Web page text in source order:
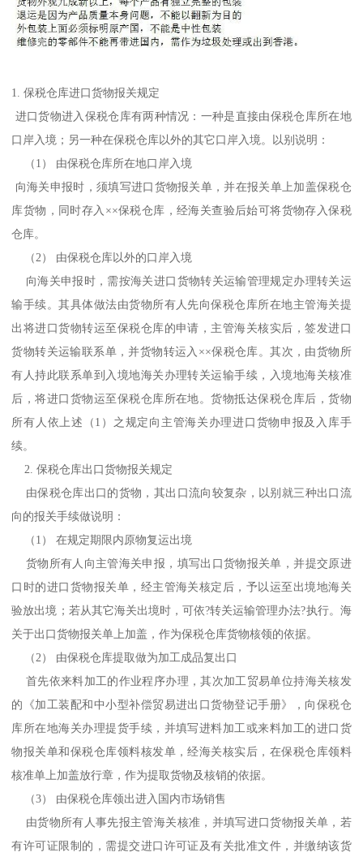
1. 保税仓库进口货物报关规定
进口货物进入保税仓库有两种情况：一种是直接由保税仓库所在地
口岸入境；另一种在保税仓库以外的其它口岸入境。以别说明：
（1） 由保税仓库所在地口岸入境
向海关申报时，须填写进口货物报关单，并在报关单上加盖保税仓
库货物，同时存入××保税仓库，经海关查验后始可将货物存入保税
仓库。
（2） 由保税仓库以外的口岸入境
向海关申报时，需按海关进口货物转关运输管理规定办理转关运
输手续。其具体做法由货物所有人先向保税仓库所在地主管海关提
出将进口货物转运至保税仓库的申请，主管海关核实后，签发进口
货物转关运输联系单，并货物转运入××保税仓库。其次，由货物所
有人持此联系单到入境地海关办理转关运输手续，入境地海关核准
后，将进口货物运至保税仓库所在地。货物抵达保税仓库后，货物
所有人依上述（1）之规定向主管海关办理进口货物申报及入库手
续。
2. 保税仓库出口货物报关规定
由保税仓库出口的货物，其出口流向较复杂，以别就三种出口流
向的报关手续做说明：
（1） 在规定期限内原物复运出境
货物所有人向主管海关申报，填写出口货物报关单，并提交原进
口时的进口货物报关单，经主管海关核定后，予以运至出境地海关
验放出境；若从其它海关出境时，可依?转关运输管理办法?执行。海
关于出口货物报关单上加盖，作为保税仓库货物核领的依据。
（2） 由保税仓库提取做为加工成品复出口
首先依来料加工的作业程序办理，其次加工贸易单位持海关核发
的《加工装配和中小型补偿贸易进出口货物登记手册》，向保税仓
库所在地海关办理提货手续，并填写进料加工或来料加工的进口货
物报关单和保税仓库领料核发单，经海关核实后，在保税仓库领料
核准单上加盖放行章，作为提取货物及核销的依据。
（3） 由保税仓库领出进入国内市场销售
由货物所有人事先报主管海关核准，并填写进口货物报关单，若
有许可证限制的，需提交进口许可证及有关批准文件，并缴纳该货